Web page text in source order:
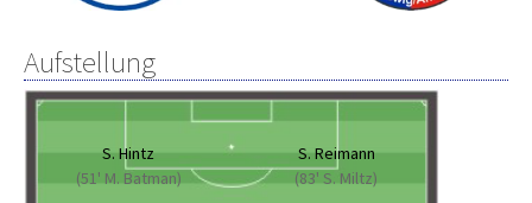
Aufstellung
S. Hintz
(51' M. Batman)
S. Reimann
(83' S. Miltz)